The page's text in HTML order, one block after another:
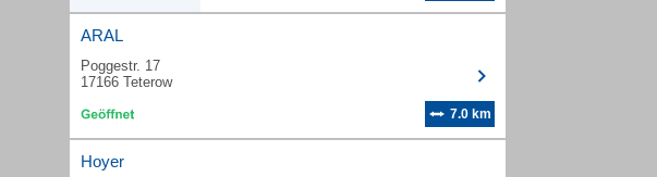
ARAL
Poggestr. 17
17166 Teterow
7.0 km
Hoyer